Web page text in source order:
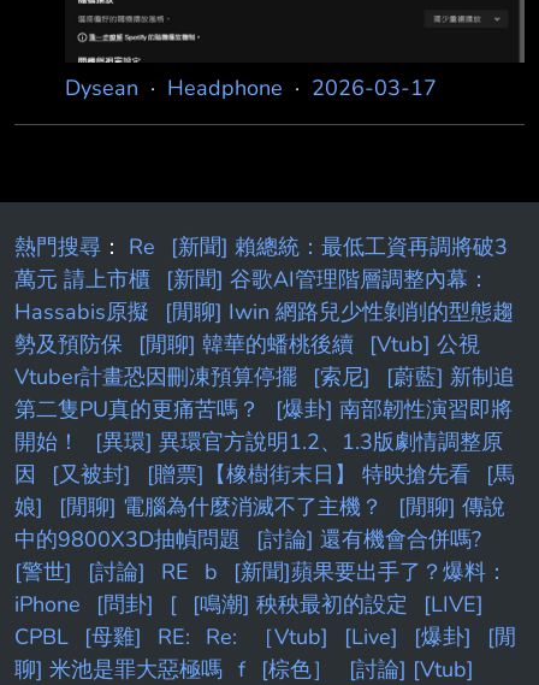
Dysean · Headphone · 2026-03-17
熱門搜尋 ： Re
[新聞] 賴總統：最低工資再調將破3
萬元 請上市櫃
[新聞] 谷歌AI管理階層調整內幕：
Hassabis原擬
[閒聊] Iwin 網路兒少性剝削的型態趨
勢及預防保
[閒聊] 韓華的蟠桃後續
[Vtub] 公視
Vtuber計畫恐因刪凍預算停擺
[索尼]
[蔚藍] 新制追
第二隻PU真的更痛苦嗎？
[爆卦] 南部韌性演習即將
開始！
[異環] 異環官方說明1.2、1.3版劇情調整原
因
[又被封] [贈票]【橡樹街末日】 特映搶先看
[馬
娘]
[閒聊] 電腦為什麼消滅不了主機？
[閒聊] 傳說
中的9800X3D抽幀問題
[討論] 還有機會合併嗎?
[警世]
[討論] RE b
[新聞]蘋果要出手了？爆料：
iPhone
[問卦] [ [鳴潮] 秧秧最初的設定
[LIVE]
CPBL
[母雞] RE: Re: ［Vtub] [Live] [爆卦]
[閒
聊] 米池是罪大惡極嗎 f [棕色］
[討論] [Vtub]